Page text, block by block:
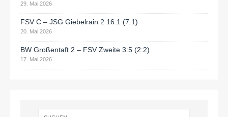
29. Mai 2026
FSV C – JSG Giebelrain 2 16:1 (7:1)
20. Mai 2026
BW Großentaft 2 – FSV Zweite 3:5 (2:2)
17. Mai 2026